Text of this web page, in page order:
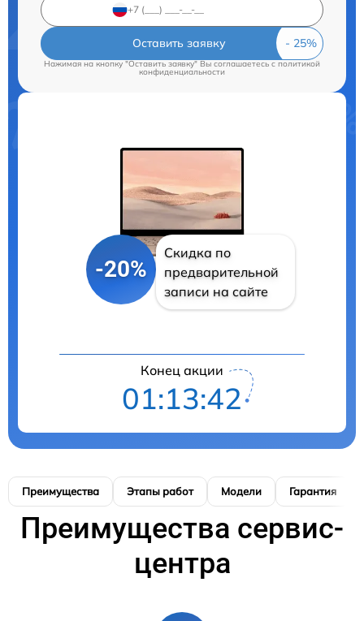
Оставить заявку
Нажимая на кнопку "Оставить заявку" Вы соглашаетесь cполитикой
конфиденциальности
-20%
Скидка по
предварительной
записи на сайте
Конец акции
01:13:41
Преимущества Этапы работ Модели Гарантия
Преимущества сервис-
центра